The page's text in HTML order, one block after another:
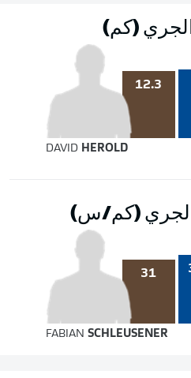
(كم)
12.3
DAVID HEROLD
الجري (كم/س)
31
FABIAN SCHLEUSENER